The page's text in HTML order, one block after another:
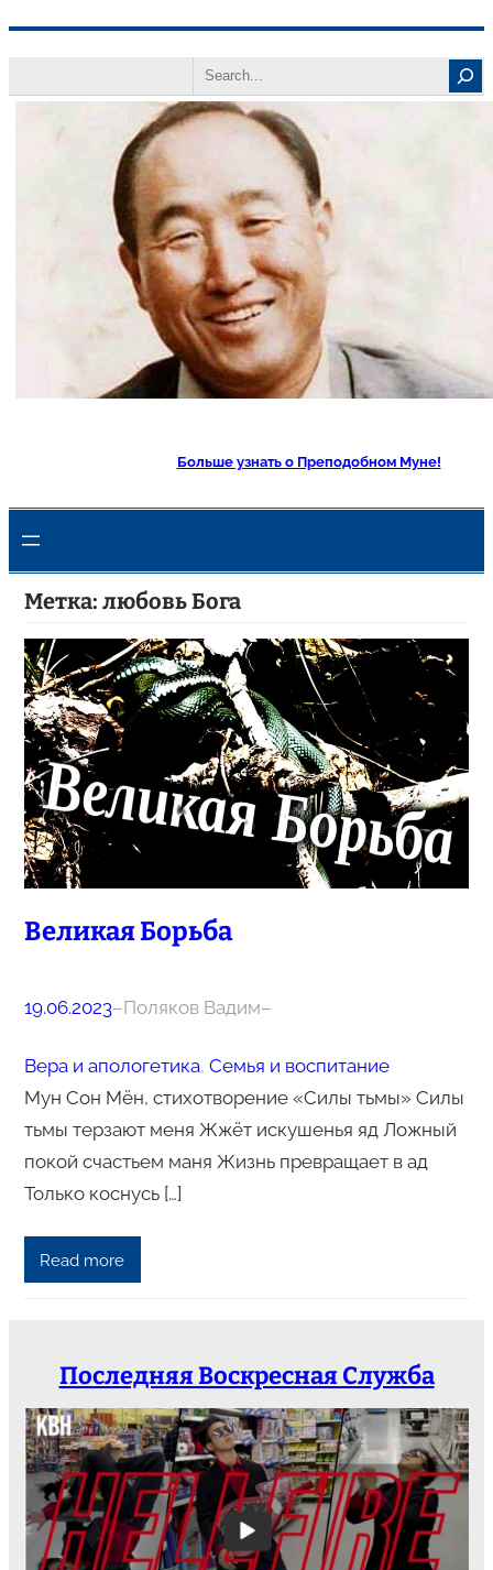
содержимому
Search
Больше узнать о Преподобном Муне!
Метка: любовь Бога
Великая Борьба
19.06.2023–Поляков Вадим–
Вера и апологетика, Семья и воспитание
Мун Сон Мён, стихотворение «Силы тьмы» Силы
тьмы терзают меня Жжёт искушенья яд Ложный
покой счастьем маня Жизнь превращает в ад
Только коснусь […]
Read more
Последняя Воскресная Служба